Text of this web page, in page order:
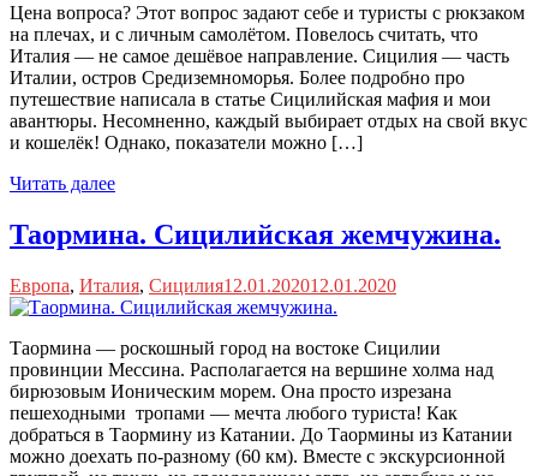
Цена вопроса? Этот вопрос задают себе и туристы с рюкзаком
на плечах, и с личным самолётом. Повелось считать, что
Италия — не самое дешёвое направление. Сицилия — часть
Италии, остров Средиземноморья. Более подробно про
путешествие написала в статье Сицилийская мафия и мои
авантюры. Несомненно, каждый выбирает отдых на свой вкус
и кошелёк! Однако, показатели можно […]
Читать далее
Таормина. Сицилийская жемчужина.
Европа, Италия, Сицилия12.01.202012.01.2020
Таормина — роскошный город на востоке Сицилии
провинции Мессина. Располагается на вершине холма над
бирюзовым Ионическим морем. Она просто изрезана
пешеходными тропами — мечта любого туриста! Как
добраться в Таормину из Катании. До Таормины из Катании
можно доехать по-разному (60 км). Вместе с экскурсионной